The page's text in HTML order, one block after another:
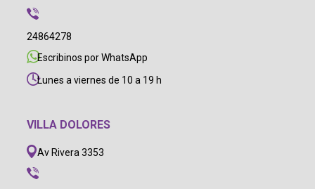
24864278
Escribinos por WhatsApp
Lunes a viernes de 10 a 19 h
VILLA DOLORES
Av Rivera 3353